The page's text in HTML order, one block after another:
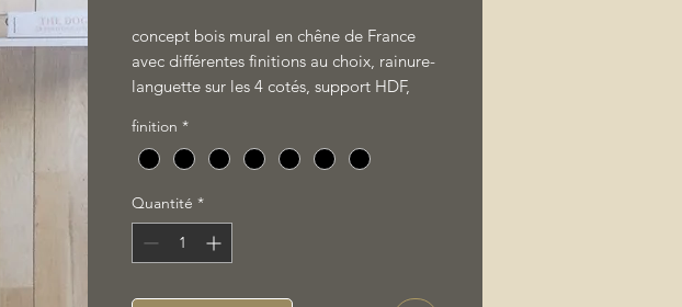
concept bois mural en chêne de France
avec différentes finitions au choix, rainure-
languette sur les 4 cotés, support HDF,
tasseaux ou ossature bois ou métallique
type F530 ou S47
finition *
Quantité *